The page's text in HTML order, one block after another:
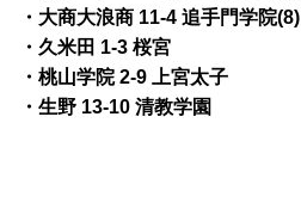
・大商大浪商 11-4 追手門学院(8)
・久米田 1-3 桜宮
・桃山学院 2-9 上宮太子
・生野 13-10 清教学園